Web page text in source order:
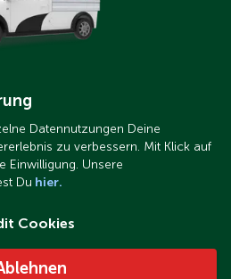
ich-mein-ari-motors-elektrofahrzeug.png
vozidlo ARI Motors?
Datennutzungen Deine
zu verbessern. Mit Klick auf
Einwilligung. Unsere
Du hier.
Cookies